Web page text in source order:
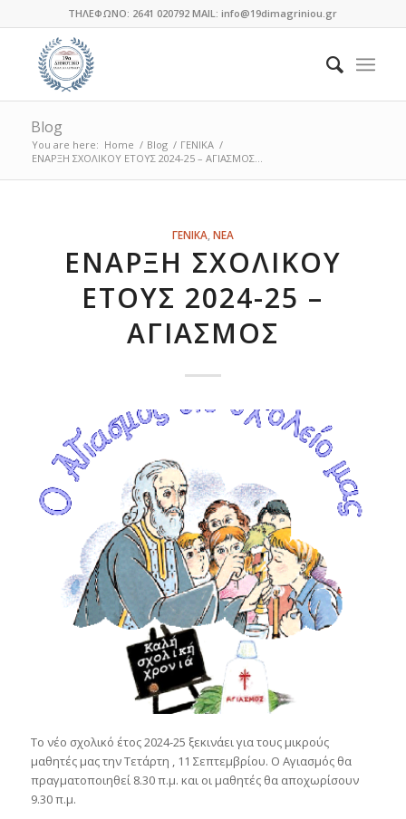
ΤΗΛΕΦΩΝΟ: 2641 020792 MAIL: info@19dimagriniou.gr
Blog
You are here: Home / Blog / ΓΕΝΙΚΑ /
ΕΝΑΡΞΗ ΣΧΟΛΙΚΟΥ ΕΤΟΥΣ 2024-25 – ΑΓΙΑΣΜΟΣ...
ΓΕΝΙΚΑ, ΝΕΑ
ΕΝΑΡΞΗ ΣΧΟΛΙΚΟΥ
ΕΤΟΥΣ 2024-25 –
ΑΓΙΑΣΜΟΣ
Το νέο σχολικό έτος 2024-25 ξεκινάει για τους μικρούς
μαθητές μας την Τετάρτη , 11 Σεπτεμβρίου. Ο Αγιασμός θα
πραγματοποιηθεί 8.30 π.μ. και οι μαθητές θα αποχωρίσουν
9.30 π.μ.